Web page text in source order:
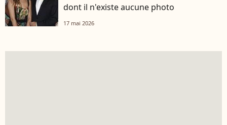
dont il n'existe aucune photo
17 mai 2026